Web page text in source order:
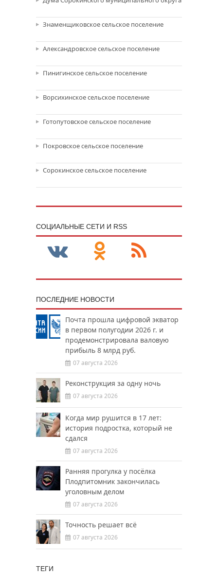
Знаменщиковское сельское поселение
Александровское сельское поселение
Пинигинское сельское поселение
Ворсихинское сельское поселение
Готопутовское сельское поселение
Покровское сельское поселение
Сорокинское сельское поселение
CОЦИАЛЬНЫЕ СЕТИ И RSS
ПОСЛЕДНИЕ НОВОСТИ
Почта прошла цифровой экватор
в первом полугодии 2026 г. и
продемонстрировала валовую
прибыль 8 млрд руб.
07 августа 2026
Реконструкция за одну ночь
07 августа 2026
Когда мир рушится в 17 лет:
история подростка, который не
сдался
07 августа 2026
Ранняя прогулка у посёлка
Плодпитомник закончилась
уголовным делом
07 августа 2026
Точность решает всё
07 августа 2026
ТЕГИ